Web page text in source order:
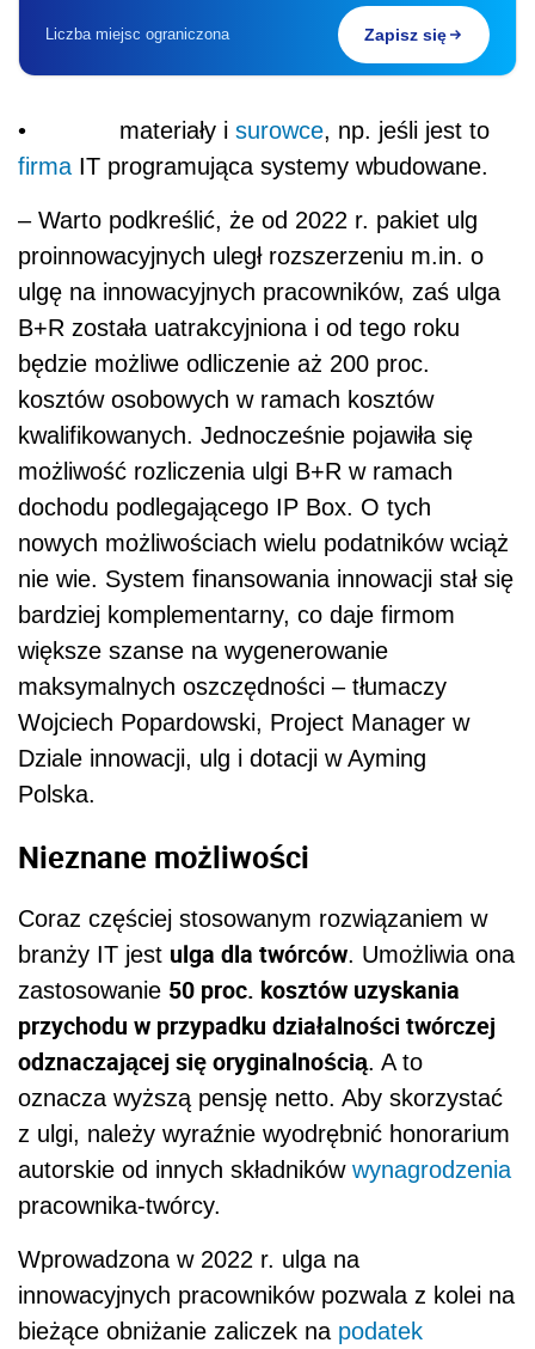
Liczba miejsc ograniczona Zapisz się
• materiały i surowce, np. jeśli jest to
firma IT programująca systemy wbudowane.
– Warto podkreślić, że od 2022 r. pakiet ulg
proinnowacyjnych uległ rozszerzeniu m.in. o
ulgę na innowacyjnych pracowników, zaś ulga
B+R została uatrakcyjniona i od tego roku
będzie możliwe odliczenie aż 200 proc.
kosztów osobowych w ramach kosztów
kwalifikowanych. Jednocześnie pojawiła się
możliwość rozliczenia ulgi B+R w ramach
dochodu podlegającego IP Box. O tych
nowych możliwościach wielu podatników wciąż
nie wie. System finansowania innowacji stał się
bardziej komplementarny, co daje firmom
większe szanse na wygenerowanie
maksymalnych oszczędności – tłumaczy
Wojciech Popardowski, Project Manager w
Dziale innowacji, ulg i dotacji w Ayming
Polska.
Nieznane możliwości
Coraz częściej stosowanym rozwiązaniem w
branży IT jest ulga dla twórców. Umożliwia ona
zastosowanie 50 proc. kosztów uzyskania
przychodu w przypadku działalności twórczej
odznaczającej się oryginalnością. A to
oznacza wyższą pensję netto. Aby skorzystać
z ulgi, należy wyraźnie wyodrębnić honorarium
autorskie od innych składników wynagrodzenia
pracownika-twórcy.
Wprowadzona w 2022 r. ulga na
innowacyjnych pracowników pozwala z kolei na
bieżące obniżanie zaliczek na podatek